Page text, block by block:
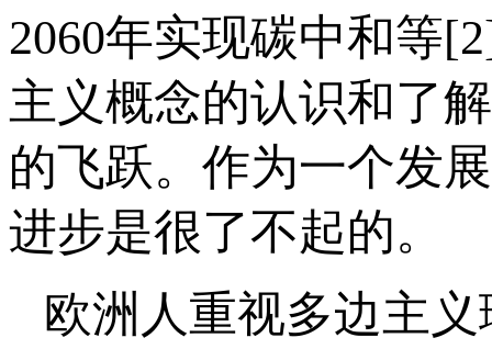
2060年实现碳中和等
主义概念的认识和了
的飞跃。作为一个发
进步是很了不起的。
欧洲人重视多边主